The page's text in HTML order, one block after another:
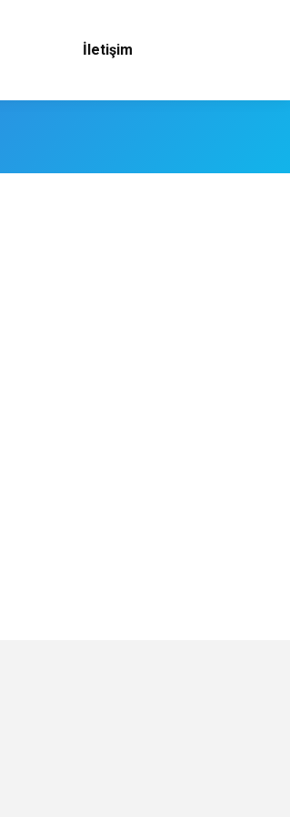
İletişim